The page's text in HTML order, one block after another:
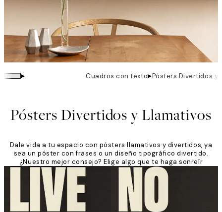
▸ Cuadros con texto▸Pósters Divertidos y
Pósters Divertidos y Llamativos
Dale vida a tu espacio con pósters llamativos y divertidos, ya
sea un póster con frases o un diseño tipográfico divertido.
¿Nuestro mejor consejo? Elige algo que te haga sonreír